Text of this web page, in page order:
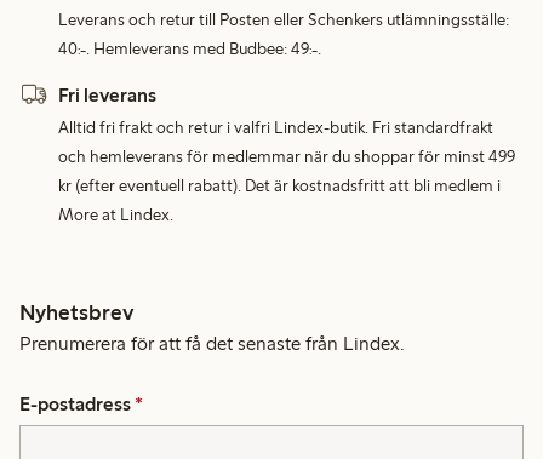
Leverans och retur till Posten eller Schenkers utlämningsställe:
40:-. Hemleverans med Budbee: 49:-.
Fri leverans
Alltid fri frakt och retur i valfri Lindex-butik. Fri standardfrakt
och hemleverans för medlemmar när du shoppar för minst 499
kr (efter eventuell rabatt). Det är kostnadsfritt att bli medlem i
More at Lindex.
Nyhetsbrev
Prenumerera för att få det senaste från Lindex.
E-postadress *